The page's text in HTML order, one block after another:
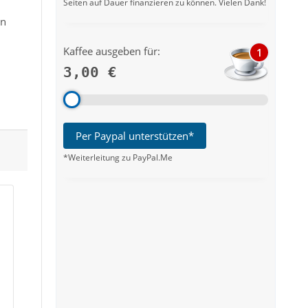
Seiten auf Dauer finanzieren zu können. Vielen Dank!
Kaffee ausgeben für:
3,00 €
1
Per Paypal unterstützen*
*Weiterleitung zu PayPal.Me